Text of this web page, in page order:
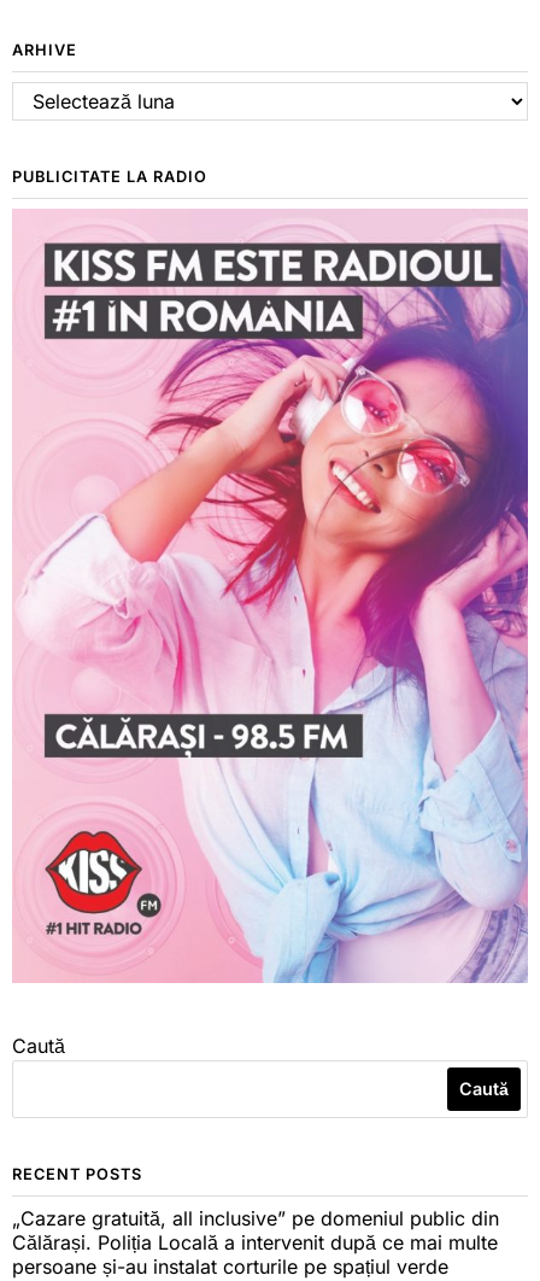
ARHIVE
Arhive
PUBLICITATE LA RADIO
Caută
Caută
RECENT POSTS
„Cazare gratuită, all inclusive” pe domeniul public din
Călărași. Poliția Locală a intervenit după ce mai multe
persoane și-au instalat corturile pe spațiul verde